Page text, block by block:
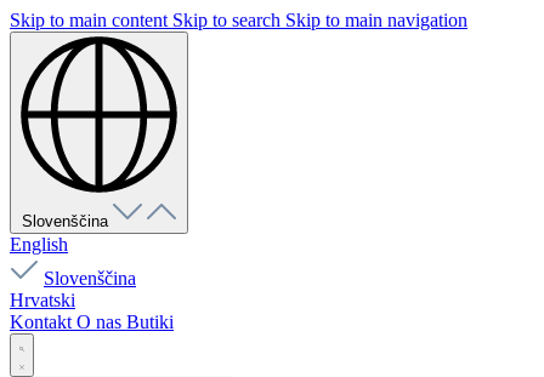
Skip to main content Skip to search Skip to main navigation
Slovenščina
English
Slovenščina
Hrvatski
Kontakt O nas Butiki